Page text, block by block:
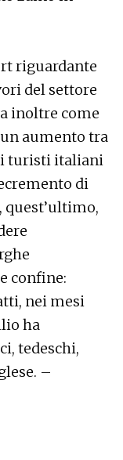
riguardante
del settore
inoltre come
un aumento tra
turisti italiani
di
quest’ultimo,
confine:
nei mesi
ha
tedeschi,
–